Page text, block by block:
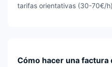
tarifas orientativas (30-70€/
Cómo hacer una